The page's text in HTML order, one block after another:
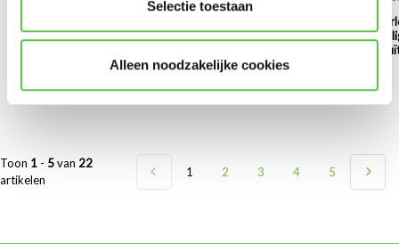
Selectie toestaan
Alleen noodzakelijke cookies
past bij jouw branche?
Cisco licentie kiezen
Risico’s van
licenties:
Toon 1 - 5van 22
artikelen
1 2 3 4 5